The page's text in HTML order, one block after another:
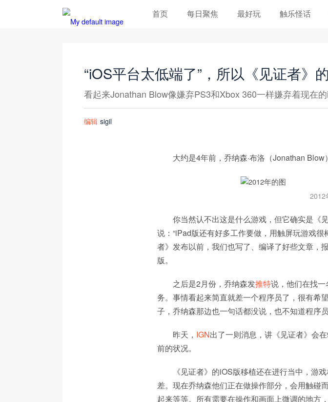
首页 每日聚焦 最好玩 触乐怪话
“iOS平台太低端了”，所以《见证者》
看起来Jonathan Blow像嫌弃PS3和Xbox 360一样嫌弃着现在的
编辑 sigil
大约是4年前，乔纳森·布洛（Jonathan
2012
你当然认不出这是什么游戏，但它确实是《
说：“iPad版还有好多工作要做，用触屏玩游戏
者》发布以前，我们也写了、编译了好些文章，
版。
之后是2月份，乔纳森发推特说，他们在找
务。事情看起来简直就差一个程序员了，很有希
子，乔纳森那边也一句话都没说，也不知道程序员
昨天， IGN出了一则消息，讲《见证者》会
前的状况。
《见证者》的iOS版移植还在进行当中，游
差。现在乔纳森他们正在做操作部分，会用触碰
起来等等。所有需要在操作和画面上微调的地方